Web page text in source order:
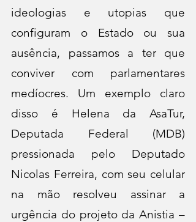
ideologias e utopias que
configuram o Estado ou sua
ausência, passamos a ter que
conviver com parlamentares
medíocres. Um exemplo claro
disso é Helena da AsaTur,
Deputada Federal (MDB)
pressionada pelo Deputado
Nicolas Ferreira, com seu celular
na mão resolveu assinar a
urgência do projeto da Anistia –